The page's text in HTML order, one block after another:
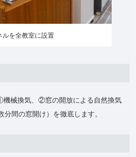
を全教室に設置
械換気、②窓の開放による自然換気
分間の窓開け）を徹底します。